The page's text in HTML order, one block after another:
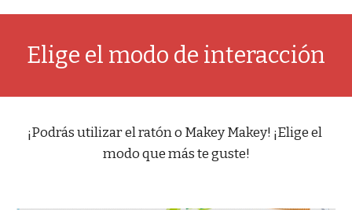
Elige el modo de interacción
¡Podrás utilizar el ratón o Makey Makey! ¡Elige el
modo que más te guste!